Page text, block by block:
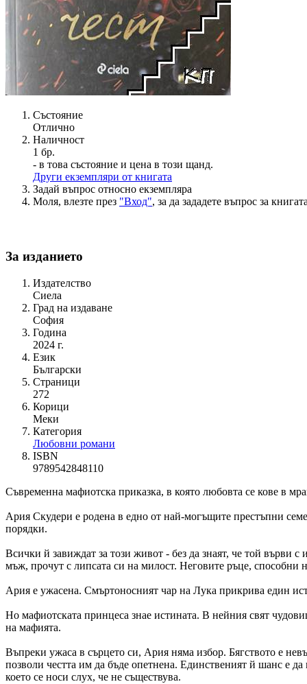
Състояние
Отлично
Наличност
1 бр.
- в това състояние и цена в този щанд.
Други екземпляри от книгата
Задай въпрос относно екземпляра
Моля, влезте през "Вход", за да зададете въпрос за
За изданието
Издателство
Сиела
Град на издаване
София
Година
2024 г.
Език
Български
Страници
272
Корици
Меки
Категория
Любовни романи
ISBN
9789542848110
Съвременна мафиотска приказка, в която любовта се кове в
Ария Скудери е родена в едно от най-могъщите престъпни
порядки.
Всички й завиждат за този живот - без да знаят, че той
мъж, прочут с липсата си на милост. Неговите ръце, способни
Ария е ужасена. Смъртоносният чар на Лука прикрива един
Но мафиотската принцеса знае истината. В нейния свят
на мафията.
Въпреки ужаса в сърцето си, Ария няма избор. Бягството е
позволи честта им да бъде опетнена. Единственият й шанс е
което се носи слух, че не съществува.